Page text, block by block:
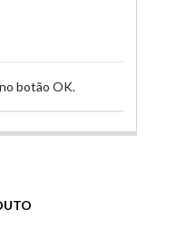
botão OK.